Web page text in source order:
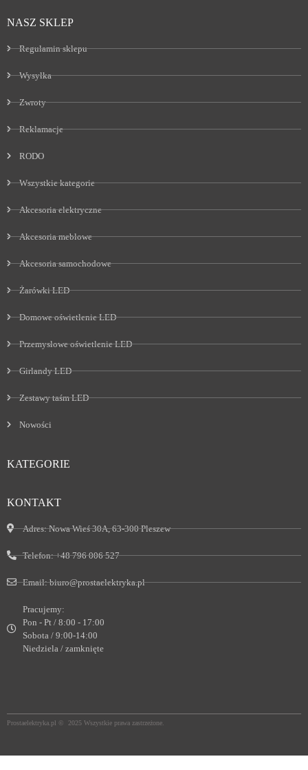
NASZ SKLEP
Regulamin sklepu
Wysyłka
Zwroty
Reklamacje
RODO
Wszystkie kategorie
Akcesoria elektryczne
Akcesoria meblowe
Akcesoria samochodowe
Żarówki LED
Domowe oświetlenie LED
Przemysłowe oświetlenie LED
Girlandy LED
Zestawy taśm LED
Nowości
KATEGORIE
KONTAKT
Adres:Nowa Wieś 30A, 63-300 Pleszew
Telefon:+48 796 006 527
Email:biuro@prostaelektryka.pl
Pracujemy:
Pon - Pt / 8:00 - 17:00
Sobota / 9:00-14:00
Niedziela / zamknięte
Prostaelektryka.pl © 2025 Wszystkie prawa zastrzeżone.